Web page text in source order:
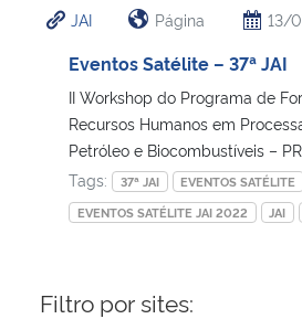
Advocacia-Geral da União
Banco Central do Brasil
JAI Página 13/
Eventos Satélite – 37ª JAI
II Workshop do Programa de
Recursos Humanos em
Petróleo e Biocombustíveis –
Tags:
37ª JAI
EVENTOS SATÉLITE
EVENTOS SATÉLITE JAI 2022
JAI
Filtro por sites: